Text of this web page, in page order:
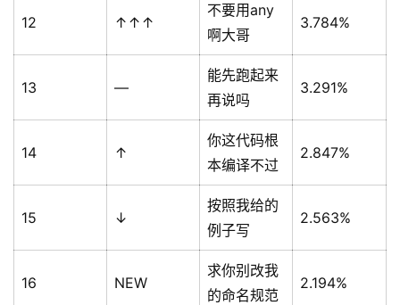
12 ↑↑↑
不要用any
啊大哥
3.784%
13 —
能先跑起来
再说吗
3.291%
14 ↑
你这代码根
本编译不过
2.847%
15 ↓
按照我给的
例子写
2.563%
16 NEW
求你别改我
的命名规范
2.194%